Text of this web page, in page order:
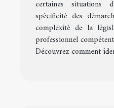
certaines situations
spécificité des
complexité de la
professionnel
Découvrez comment